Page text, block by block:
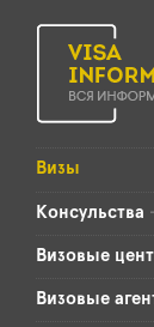
Визы
Консульства
Визовые
Визовые